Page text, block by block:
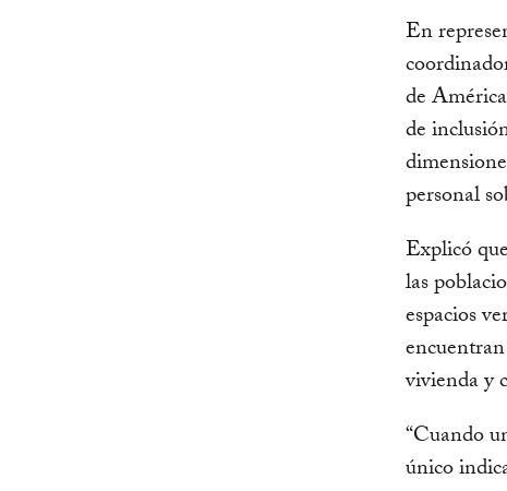
En
de
de
personal
Explicó
las
espacios
vivienda y
“Cuando
único